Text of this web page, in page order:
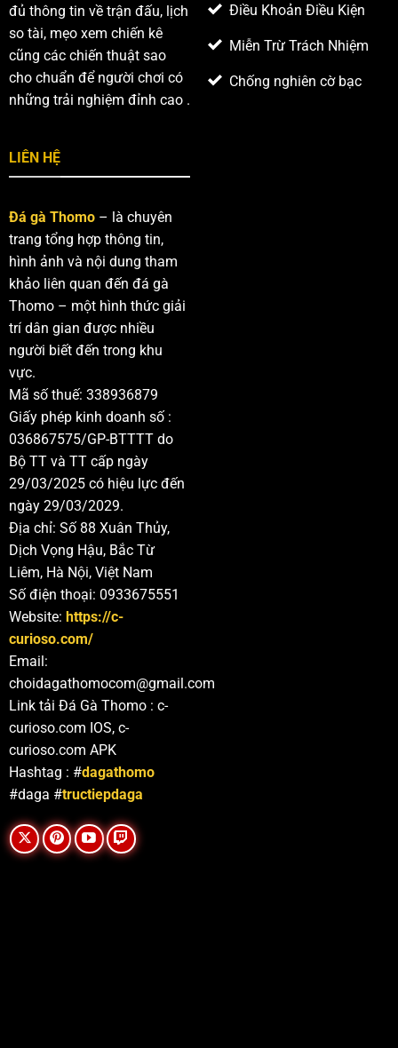
đủ thông tin về trận đấu, lịch
so tài, mẹo xem chiến kê
cũng các chiến thuật sao
cho chuẩn để người chơi có
những trải nghiệm đỉnh cao .
Điều Khoản Điều Kiện
Miễn Trừ Trách Nhiệm
Chống nghiên cờ bạc
LIÊN HỆ
Đá gà Thomo– là chuyên
trang tổng hợp thông tin,
hình ảnh và nội dung tham
khảo liên quan đến đá gà
Thomo – một hình thức giải
trí dân gian được nhiều
người biết đến trong khu
vực.
Mã số thuế: 338936879
Giấy phép kinh doanh số :
036867575/GP-BTTTT do
Bộ TT và TT cấp ngày
29/03/2025 có hiệu lực đến
ngày 29/03/2029.
Địa chỉ: Số 88 Xuân Thủy,
Dịch Vọng Hậu, Bắc Từ
Liêm, Hà Nội, Việt Nam
Số điện thoại: 0933675551
Website: https://c-
curioso.com/
Email:
choidagathomocom@gmail.com
Link tải Đá Gà Thomo : c-
curioso.com IOS, c-
curioso.com APK
Hashtag : #dagathomo
#daga #tructiepdaga